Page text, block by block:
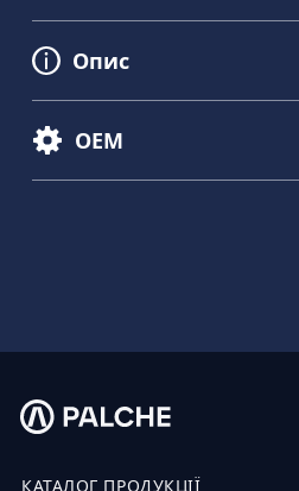
Опис
OEM
КАТАЛОГ ПРОДУКЦІЇ